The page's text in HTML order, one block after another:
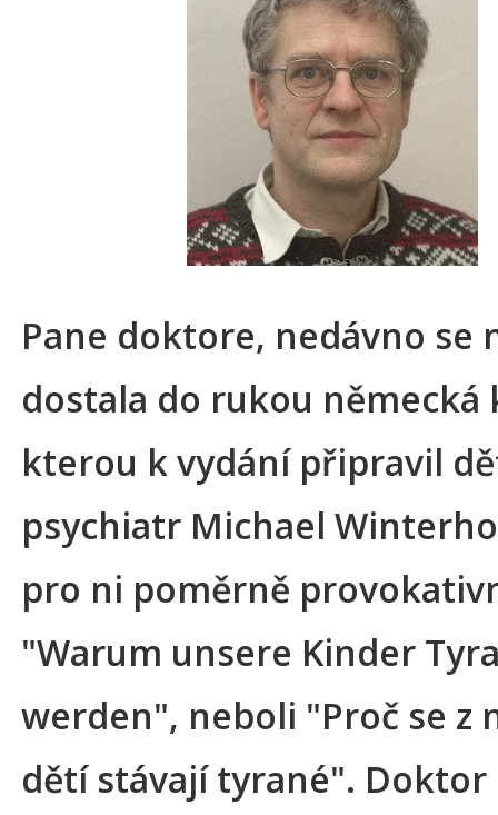
Pane doktore, nedávno se
dostala do rukou německá
kterou k vydání připravil
psychiatr Michael
pro ni poměrně
"Warum unsere Kinder
werden", neboli "Proč se z
dětí stávají tyrané". Doktor